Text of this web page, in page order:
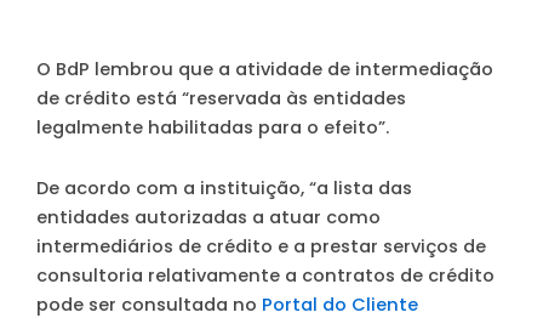
O BdP lembrou que a atividade de intermediação
de crédito está “reservada às entidades
legalmente habilitadas para o efeito”.
De acordo com a instituição, “a lista das
entidades autorizadas a atuar como
intermediários de crédito e a prestar serviços de
consultoria relativamente a contratos de crédito
pode ser consultada no Portal do Cliente